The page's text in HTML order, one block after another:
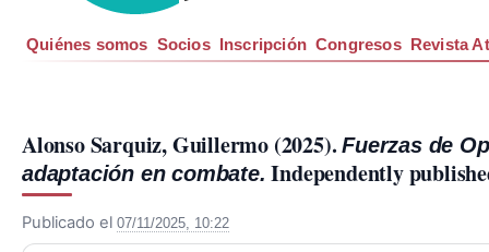
Quiénes somos Socios Inscripción Congresos Revista
Alonso Sarquiz, Guillermo (2025). Fuerzas de
adaptación en combate. Independently
Publicado el 07/11/2025, 10:22